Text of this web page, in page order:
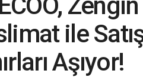
ile
Aşıyor!